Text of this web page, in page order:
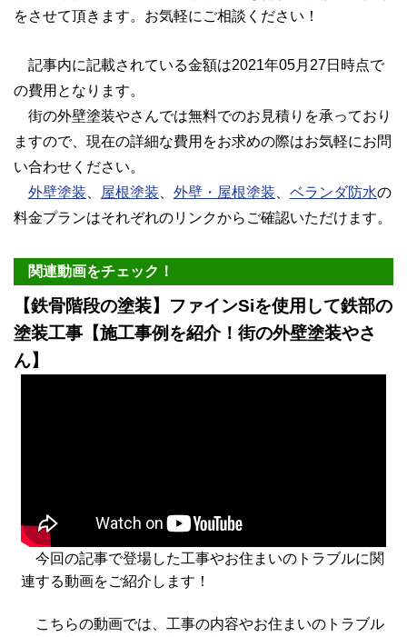
をさせて頂きます。お気軽にご相談ください！
記事内に記載されている金額は2021年05月27日時点で
の費用となります。
街の外壁塗装やさんでは無料でのお見積りを承っており
ますので、現在の詳細な費用をお求めの際はお気軽にお問
い合わせください。
外壁塗装
屋根塗装 外壁・屋根塗装 ベランダ防水の
料金プランはそれぞれのリンクからご確認いただけます。
関連動画をチェック！
【鉄骨階段の塗装】ファインSiを使用して鉄部の
塗装工事【施工事例を紹介！街の外壁塗装やさ
ん】
今回の記事で登場した工事やお住まいのトラブルに関
連する動画をご紹介します！
こちらの動画では、工事の内容やお住まいのトラブル